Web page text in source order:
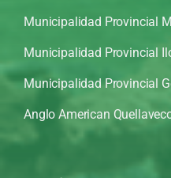
Municipalidad Provincial
Municipalidad Provincial
Municipalidad Provincial
Anglo American